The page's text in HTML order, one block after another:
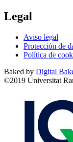
Legal
Aviso legal
Protección de
Política de
Baked by Digital
©2019 Universitat